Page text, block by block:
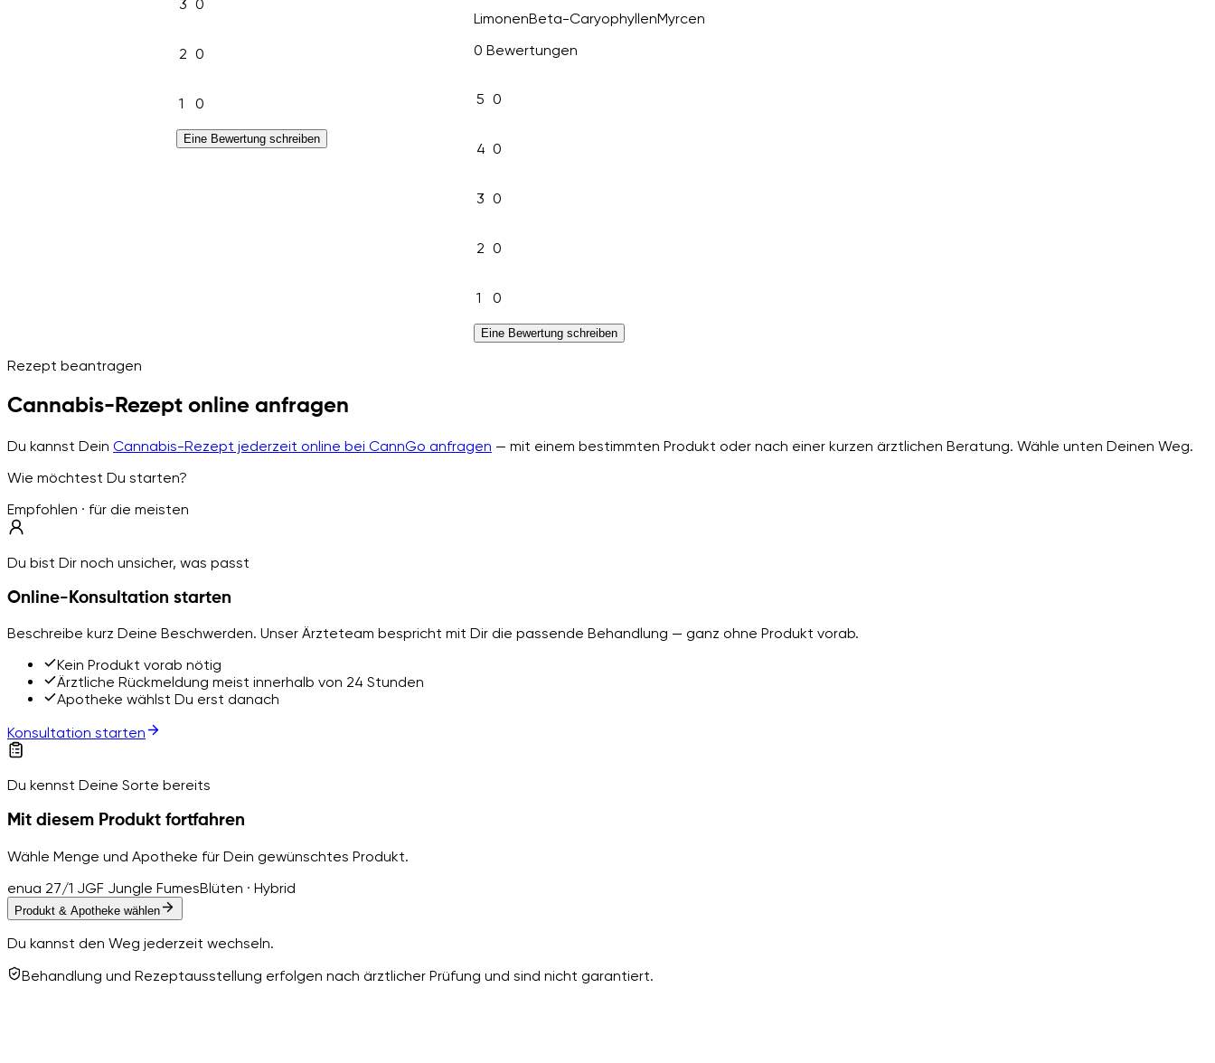
3 0
2 0
1 0
Eine Bewertung schreiben
LimonenBeta-CaryophyllenMyrcen
0 Bewertungen
5 0
4 0
3 0
2 0
1 0
Eine Bewertung schreiben
Rezept beantragen
Cannabis-Rezept online anfragen
Du kannst Dein Cannabis-Rezept jederzeit online bei CannGo anfragen — mit einem bestimmten Produkt oder nach einer kurzen ärztlichen Beratung. Wähle unten Deinen Weg.
Wie möchtest Du starten?
Empfohlen · für die meisten
Du bist Dir noch unsicher, was passt
Online-Konsultation starten
Beschreibe kurz Deine Beschwerden. Unser Ärzteteam bespricht mit Dir die passende Behandlung — ganz ohne Produkt vorab.
Kein Produkt vorab nötig
Ärztliche Rückmeldung meist innerhalb von 24 Stunden
Apotheke wählst Du erst danach
Konsultation starten
Du kennst Deine Sorte bereits
Mit diesem Produkt fortfahren
Wähle Menge und Apotheke für Dein gewünschtes Produkt.
enua 27/1 JGF Jungle FumesBlüten · Hybrid
Produkt & Apotheke wählen
Du kannst den Weg jederzeit wechseln.
Behandlung und Rezeptausstellung erfolgen nach ärztlicher Prüfung und sind nicht garantiert.